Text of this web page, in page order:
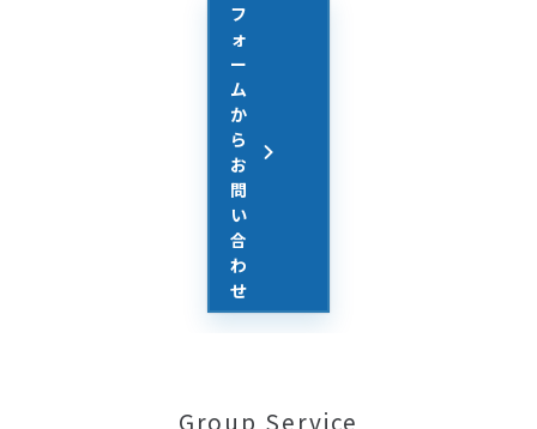
フ
ォ
ー
ム
か
ら
お
問
い
合
わ
せ
Group Service